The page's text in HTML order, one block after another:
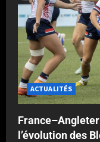
ACTUALITÉS
l’évolution des